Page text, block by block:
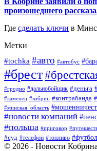
произошедшего
Где сделать ключи в
Метки
#tochka #авто #автобус
#брест
#гродно #дальнобойщик #деньга
#каменец #кобрин #контрабанда
#минская_область
#новости компаний
#польша #приговор
#суд #телефон #топливо #футбол
© 2026 - Новости